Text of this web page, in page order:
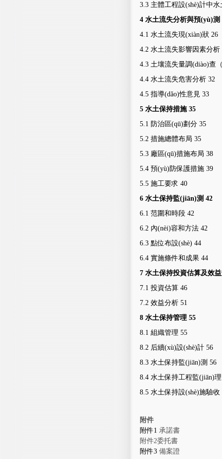
3.3 主體工程設(shè)計中
4 水土流失分析與預(yù)測
4.1 水土流失現(xiàn)狀 26
4.2 水土流失影響因素分析
4.3 土壤流失量調(diào)查
4.4 水土流失危害分析 32
4.5 指導(dǎo)性意見 33
5 水土保持措施 35
5.1 防治區(qū)劃分 35
5.2 措施總體布局 35
5.3 廠 區(qū)措施布局 38
5.4 預(yù)防保護措施 39
5.5 施工要求 40
6 水土保持監(jiān)測 42
6.1 范圍和時段 42
6.2 內(nèi)容和方法 42
6.3 點位布設(shè) 44
6.4 實施條件和成果 44
7 水土保持投資估算及效
7.1 投資估算 46
7.2 效益分析 51
8 水土保持管理 55
8.1 組織管理 55
8.2 后續(xù)設(shè)計 56
8.3 水土保持監(jiān)測 56
8.4 水土保持工程監(jiān)理
8.5 水土保持設(shè)施驗收
附件
附件1 承諾書
附件2委托書
附件3 備案證